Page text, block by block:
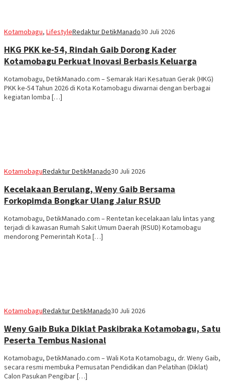
Kotamobagu, LifestyleRedaktur DetikManado30 Juli 2026
HKG PKK ke-54, Rindah Gaib Dorong Kader
Kotamobagu Perkuat Inovasi Berbasis Keluarga
Kotamobagu, DetikManado.com – Semarak Hari Kesatuan Gerak (HKG)
PKK ke-54 Tahun 2026 di Kota Kotamobagu diwarnai dengan berbagai
kegiatan lomba […]
KotamobaguRedaktur DetikManado30 Juli 2026
Kecelakaan Berulang, Weny Gaib Bersama
Forkopimda Bongkar Ulang Jalur RSUD
Kotamobagu, DetikManado.com – Rentetan kecelakaan lalu lintas yang
terjadi di kawasan Rumah Sakit Umum Daerah (RSUD) Kotamobagu
mendorong Pemerintah Kota […]
KotamobaguRedaktur DetikManado30 Juli 2026
Weny Gaib Buka Diklat Paskibraka Kotamobagu, Satu
Peserta Tembus Nasional
Kotamobagu, DetikManado.com – Wali Kota Kotamobagu, dr. Weny Gaib,
secara resmi membuka Pemusatan Pendidikan dan Pelatihan (Diklat)
Calon Pasukan Pengibar […]